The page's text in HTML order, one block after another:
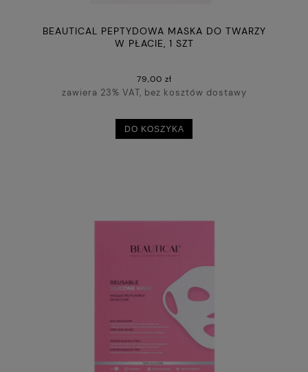
BEAUTICAL PEPTYDOWA MASKA DO TWARZY
W PŁACIE, 1 SZT
79,00 zł
zawiera 23% VAT, bez kosztów dostawy
DO KOSZYKA